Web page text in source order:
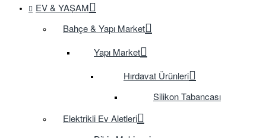
EV & YAŞAM
Bahçe & Yapı Market
Yapı Market
Hırdavat Ürünleri
Silikon Tabancası
Elektrikli Ev Aletleri